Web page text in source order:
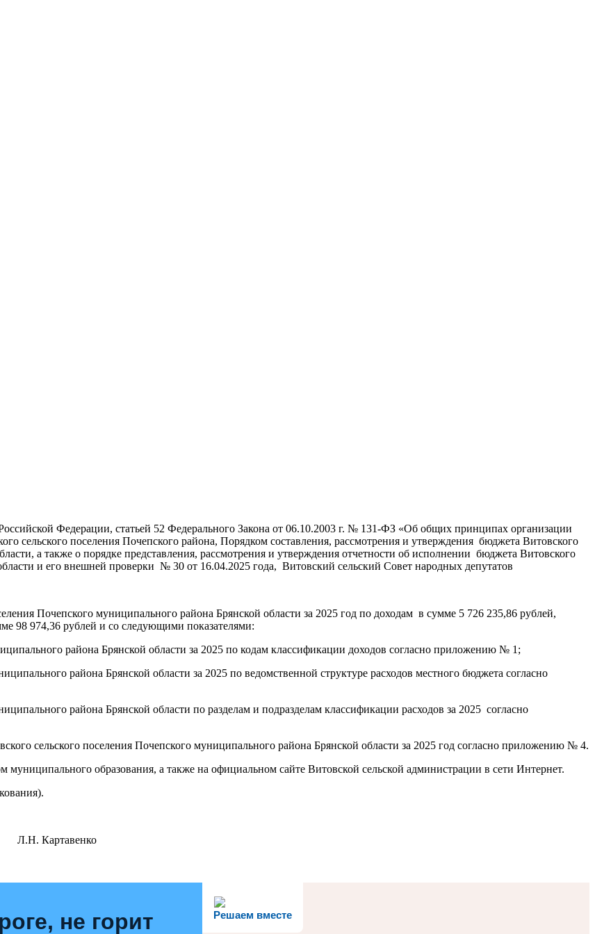
Федерации, статьей 52 Федерального Закона от 06.10.2003 г. № 131-ФЗ «Об общих принципах организации
сельского поселения Почепского района, Порядком составления, рассмотрения и утверждения бюджета Витовского
а также о порядке представления, рассмотрения и утверждения отчетности об исполнении бюджета Витовского
и его внешней проверки № 30 от 16.04.2025 года, Витовский сельский Совет народных депутатов
Почепского муниципального района Брянской области за 2025 год по доходам в сумме 5 726 235,86 рублей,
98 974,36 рублей и со следующими показателями:
района Брянской области за 2025 по кодам классификации доходов согласно приложению № 1;
района Брянской области за 2025 по ведомственной структуре расходов местного бюджета согласно
района Брянской области по разделам и подразделам классификации расходов за 2025 согласно
сельского поселения Почепского муниципального района Брянской области за 2025 год согласно приложению № 4.
муниципального образования, а также на официальном сайте Витовской сельской администрации в сети Интернет.
Решаем вместе
не горит